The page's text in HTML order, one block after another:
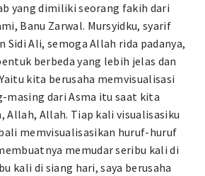
yang dimiliki seorang fakih dari
Banu Zarwal. Mursyidku, syarif
Sidi Ali, semoga Allah rida padanya,
berbeda yang lebih jelas dan
kita berusaha memvisualisasi
masing dari Asma itu saat kita
Allah, Allah. Tiap kali visualisasiku
memvisualisasikan huruf-huruf
memudar seribu kali di
kali di siang hari, saya berusaha